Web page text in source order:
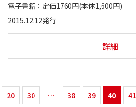
電子書籍：定価1760円(本体1,600円)
2015.12.12発行
詳細
20 30 38 39 40 41